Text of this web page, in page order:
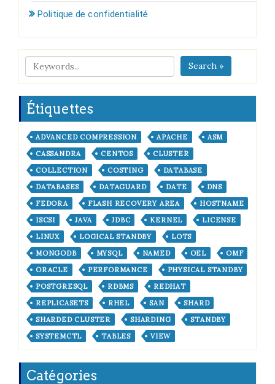
Politique de confidentialité
Search »
Étiquettes
ADVANCED COMPRESSION APACHE
ASM
CASSANDRA
CENTOS
CLUSTER
COLLECTION
COSTING
DATABASE
DATABASES
DATAGUARD DATE
DNS
FEDORA
FLASH RECOVERY AREA
HOSTNAME
ISCSI
JAVA JDBC KERNEL
LICENSE
LINUX
LOGICAL STANDBY
LOTS
MONGODB
MYSQL NAMED OEL
OMF
ORACLE
PERFORMANCE
PHYSICAL STANDBY
POSTGRESQL
RDBMS
REDHAT
REPLICASETS
RHEL SAN
SHARD
SHARDED CLUSTER
SHARDING
STANDBY
SYSTEMCTL
TABLES VIEW
Catégories